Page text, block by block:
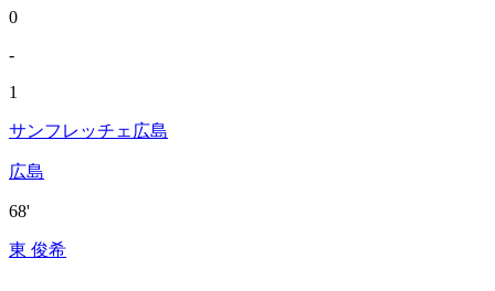
0
-
1
サンフレッチェ広島
広島
68'
東 俊希